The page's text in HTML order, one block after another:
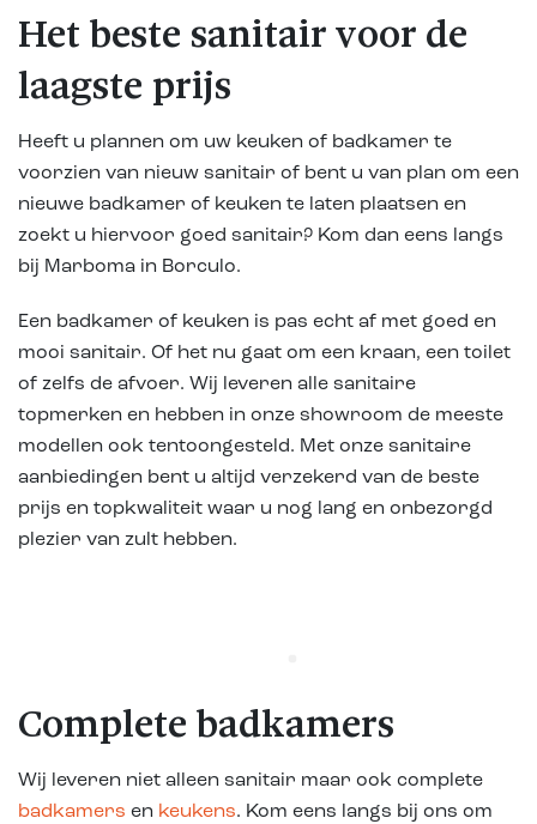
Het beste sanitair voor de
laagste prijs
Heeft u plannen om uw keuken of badkamer te
voorzien van nieuw sanitair of bent u van plan om een
nieuwe badkamer of keuken te laten plaatsen en
zoekt u hiervoor goed sanitair? Kom dan eens langs
bij Marboma in Borculo.
Een badkamer of keuken is pas echt af met goed en
mooi sanitair. Of het nu gaat om een kraan, een toilet
of zelfs de afvoer. Wij leveren alle sanitaire
topmerken en hebben in onze showroom de meeste
modellen ook tentoongesteld. Met onze sanitaire
aanbiedingen bent u altijd verzekerd van de beste
prijs en topkwaliteit waar u nog lang en onbezorgd
plezier van zult hebben.
Complete badkamers
Wij leveren niet alleen sanitair maar ook complete
badkamers en keukens. Kom eens langs bij ons om